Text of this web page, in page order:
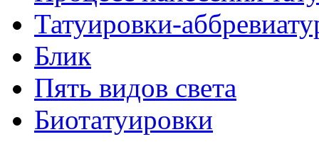
Татуировки-
Блик
Пять видов светa
Биотaтуировки